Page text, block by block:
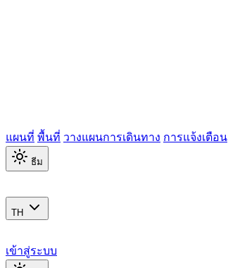
แผนที่ พื้นที่ วางแผนการเดินทาง การแจ้งเตือน
ธีม
TH
เข้าสู่ระบบ